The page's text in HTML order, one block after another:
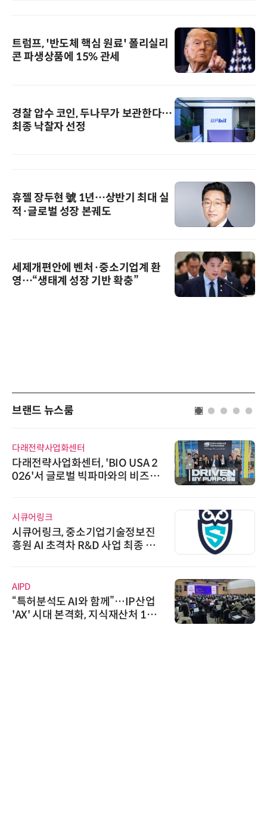
트럼프, '반도체 핵심 원료' 폴리실리
콘 파생상품에 15% 관세
경찰 압수 코인, 두나무가 보관한다…
최종 낙찰자 선정
휴젤 장두현 號 1년…상반기 최대 실
적·글로벌 성장 본궤도
세제개편안에 벤처·중소기업계 환
영…“생태계 성장 기반 확충”
브랜드 뉴스룸
다래전략사업화센터
다래전략사업화센터, 'BIO USA 2
026'서 글로벌 빅파마와의 비즈니
시큐어링크
시큐어링크, 중소기업기술정보진
흥원 AI 초격차 R&D 사업 최종 선
AIPD
“특허분석도 AI와 함께”…IP산업
'AX' 시대 본격화, 지식재산처 1호